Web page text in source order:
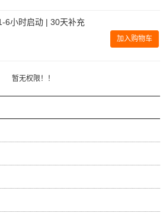
6小时启动 | 30天补充
加入购物车
暂无权限！！